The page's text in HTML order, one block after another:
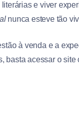
e viver
nunca esteve tão
à venda e a
basta acessar o site